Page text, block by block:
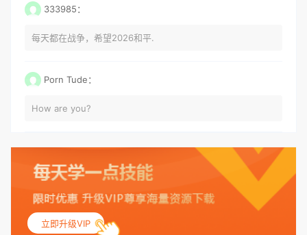
333985：
每天都在战争，希望2026和平.
Porn Tude：
How are you?
立即升级VIP